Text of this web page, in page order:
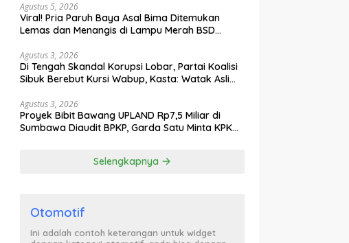
Agustus 5, 2026
Viral! Pria Paruh Baya Asal Bima Ditemukan
Lemas dan Menangis di Lampu Merah BSD
Agustus 3, 2026
Di Tengah Skandal Korupsi Lobar, Partai Koalisi
Sibuk Berebut Kursi Wabup, Kasta: Watak Asli
Agustus 3, 2026
Proyek Bibit Bawang UPLAND Rp7,5 Miliar di
Sumbawa Diaudit BPKP, Garda Satu Minta KPK
Selengkapnya
Otomotif
Ini adalah contoh keterangan untuk widget